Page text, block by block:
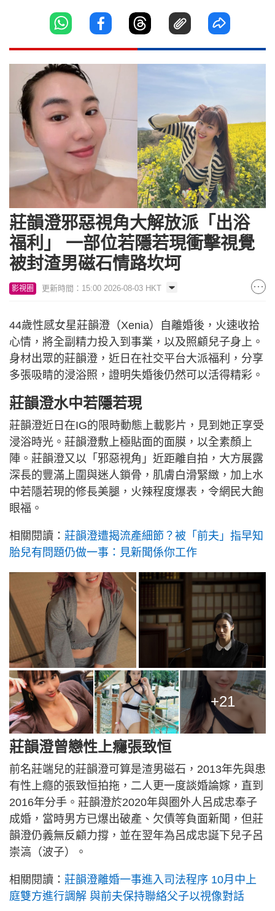
莊韻澄邪惡視角大解放派「出浴
福利」 一部位若隱若現衝擊視覺
被封渣男磁石情路坎坷
影視圈 更新時間：15:00 2026-08-03 HKT
44歲性感女星莊韻澄（Xenia）自離婚後，火速收拾
心情，將全副精力投入到事業，以及照顧兒子身上。
身材出眾的莊韻澄，近日在社交平台大派福利，分享
多張吸睛的浸浴照，證明失婚後仍然可以活得精彩。
莊韻澄水中若隱若現
莊韻澄近日在IG的限時動態上載影片，見到她正享受
浸浴時光。莊韻澄敷上極貼面的面膜，以全素顏上
陣。莊韻澄又以「邪惡視角」近距離自拍，大方展露
深長的豐滿上圍與迷人鎖骨，肌膚白滑緊緻，加上水
中若隱若現的修長美腿，火辣程度爆表，令網民大飽
眼福。
相關閱讀： 莊韻澄遭揭流產細節？被「前夫」指早知
胎兒有問題仍做一事：見新聞係你工作
+21
莊韻澄曾戀性上癮張致恒
前名莊端兒的莊韻澄可算是渣男磁石，2013年先與患
有性上癮的張致恒拍拖，二人更一度談婚論嫁，直到
2016年分手。莊韻澄於2020年與圈外人呂成忠奉子
成婚，當時男方已爆出破產、欠債等負面新聞，但莊
韻澄仍義無反顧力撐，並在翌年為呂成忠誕下兒子呂
崇滈（波子）。
相關閱讀： 莊韻澄離婚一事進入司法程序 10月中上
庭雙方進行調解 與前夫保持聯絡父子以視像對話